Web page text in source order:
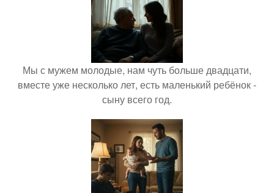
Мы с мужем молодые, нам чуть больше двадцати,
вместе уже несколько лет, есть маленький ребёнок -
сыну всего год.